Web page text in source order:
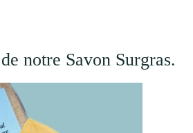
notre Savon Surgras.